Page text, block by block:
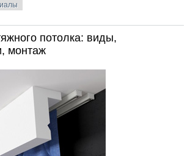
потолка: виды,
монтаж